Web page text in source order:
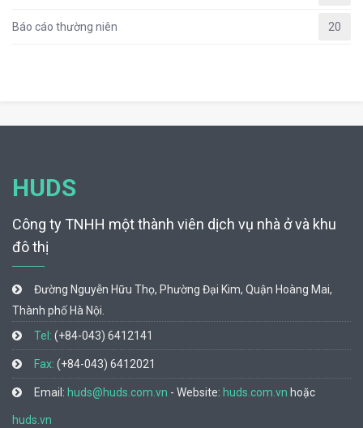
Báo cáo thường niên 20
HUDS
Công ty TNHH một thành viên dịch vụ nhà ở và khu
đô thị
Đường Nguyễn Hữu Thọ, Phường Đại Kim, Quận Hoàng Mai,
Thành phố Hà Nội.
Tel: (+84-043) 6412141
Fax: (+84-043) 6412021
Email: huds@huds.com.vn - Website: huds.com.vn hoặc
huds.vn